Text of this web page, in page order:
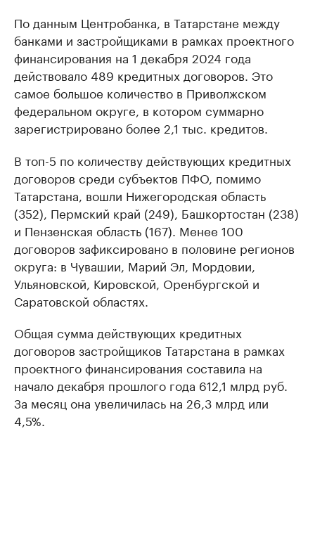
По данным Центробанка, в Татарстане между
банками и застройщиками в рамках проектного
финансирования на 1 декабря 2024 года
действовало 489 кредитных договоров. Это
самое большое количество в Приволжском
федеральном округе, в котором суммарно
зарегистрировано более 2,1 тыс. кредитов.
В топ-5 по количеству действующих кредитных
договоров среди субъектов ПФО, помимо
Татарстана, вошли Нижегородская область
(352), Пермский край (249), Башкортостан (238)
и Пензенская область (167). Менее 100
договоров зафиксировано в половине регионов
округа: в Чувашии, Марий Эл, Мордовии,
Ульяновской, Кировской, Оренбургской и
Саратовской областях.
Общая сумма действующих кредитных
договоров застройщиков Татарстана в рамках
проектного финансирования составила на
начало декабря прошлого года 612,1 млрд руб.
За месяц она увеличилась на 26,3 млрд или
4,5%.